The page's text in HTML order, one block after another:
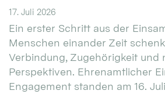
17. Juli 2026
Ein erster Schritt aus der
Menschen einander Zeit
Verbindung, Zugehörigkeit und
Perspektiven. Ehrenamtlicher
Engagement standen am 16.